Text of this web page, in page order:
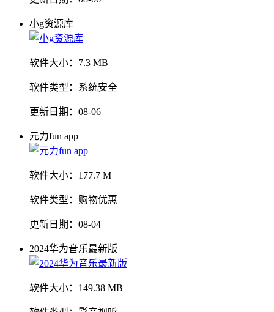
小g资源库
软件大小： 7.3 MB
软件类型： 系统安全
更新日期： 08-06
元力fun app
软件大小： 177.7 M
软件类型： 购物优惠
更新日期： 08-04
2024华为音乐最新版
软件大小： 149.38 MB